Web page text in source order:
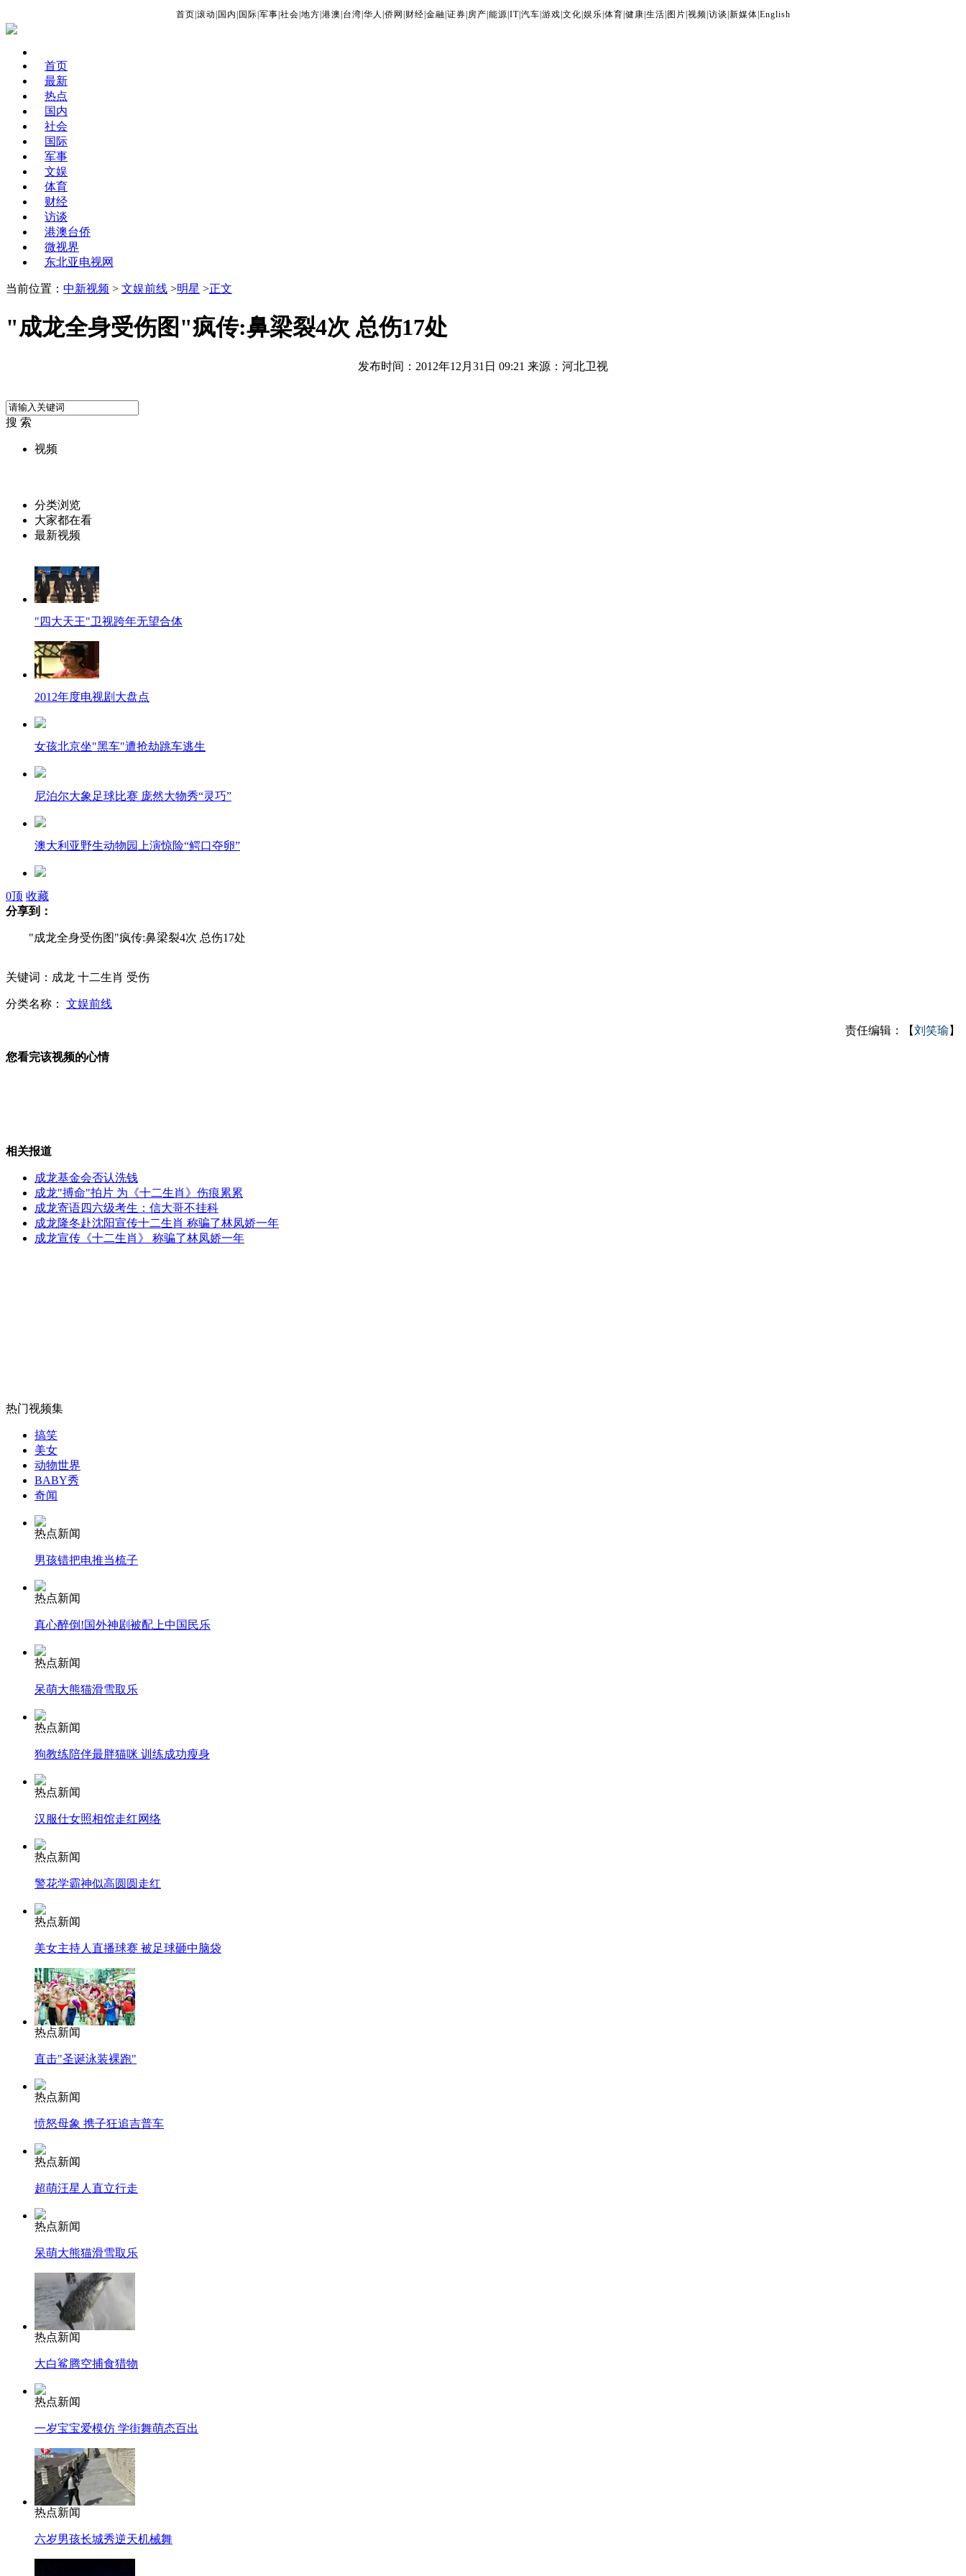
首页 滚动 国内 国际 军事 社会 地方 港澳 台湾 华人 侨网 财经 金融 证券 房产 能源 IT| 汽车 游戏 文化 娱乐 体育 健康 生活 图片 视频 访谈 新媒体 English
首页
最新
热点
国内
社会
国际
军事
文娱
体育
财经
访谈
港澳台侨
微视界
东北亚电视网
当前位置： 中新视频 > 文娱前线 >明星 >正文
"成龙全身受伤图"疯传:鼻梁裂4次 总伤17处
发布时间：2012年12月31日 09:21 来源：河北卫视
搜 索
视频
分类浏览
大家都在看
最新视频
"四大天王"卫视跨年无望合体
2012年度电视剧大盘点
女孩北京坐"黑车"遭抢劫跳车逃生
尼泊尔大象足球比赛 庞然大物秀“灵巧”
澳大利亚野生动物园上演惊险“鳄口夺卵”
复旦大学设麻将社团引统计学概率论
兰州高校发数百个阿玛尼包奖励学生
女孩北京地铁殴打老人 痛下狠手拳打脚踢
安徽一实载49人客车翻车
消防员救轻生者
司机酒驾遇交警 急速倒车逃窜
0顶 收藏
分享到：
"成龙全身受伤图"疯传:鼻梁裂4次 总伤17处
关键词：成龙 十二生肖 受伤
分类名称： 文娱前线
责任编辑：【刘笑瑜 】
您看完该视频的心情
相关报道
成龙基金会否认洗钱
成龙"搏命"拍片 为《十二生肖》伤痕累累
成龙寄语四六级考生：信大哥不挂科
成龙隆冬赴沈阳宣传十二生肖 称骗了林凤娇一年
成龙宣传《十二生肖》 称骗了林凤娇一年
热门视频集
搞笑
美女
动物世界
BABY秀
奇闻
热点新闻
男孩错把电推当梳子
热点新闻
真心醉倒!国外神剧被配上中国民乐
热点新闻
呆萌大熊猫滑雪取乐
热点新闻
狗教练陪伴最胖猫咪 训练成功瘦身
热点新闻
汉服仕女照相馆走红网络
热点新闻
警花学霸神似高圆圆走红
热点新闻
美女主持人直播球赛 被足球砸中脑袋
热点新闻
直击"圣诞泳装裸跑"
热点新闻
愤怒母象 携子狂追吉普车
热点新闻
超萌汪星人直立行走
热点新闻
呆萌大熊猫滑雪取乐
热点新闻
大白鲨腾空捕食猎物
热点新闻
一岁宝宝爱模仿 学街舞萌态百出
热点新闻
六岁男孩长城秀逆天机械舞